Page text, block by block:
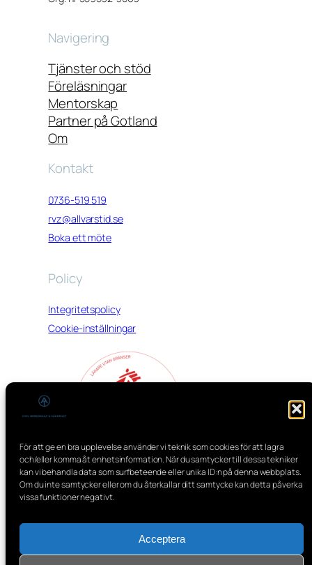
För att ge en bra upplevelse använder vi teknik som cookies för att lagra
och/eller komma åt enhetsinformation. När du samtycker till dessa tekniker
kan vi behandla data som surfbeteende eller unika ID:n på denna webbplats.
Om du inte samtycker eller om du återkallar ditt samtycke kan detta påverka
vissa funktioner negativt.
Acceptera
Navigering
Tjänster och stöd
Föreläsningar
Mentorskap
Partner på Gotland
Om
Kontakt
0736-519 519
rvz@allvarstid.se
Boka ett möte
Policy
Integritetspolicy
Cookie-inställningar